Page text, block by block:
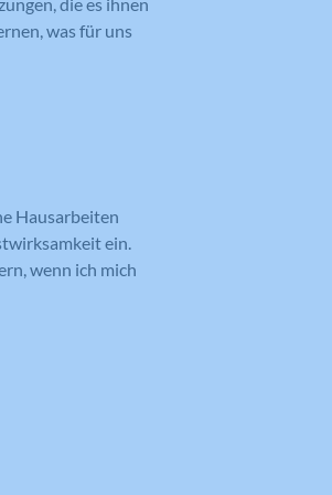
was für uns
Hausarbeiten
ein.
wenn ich mich